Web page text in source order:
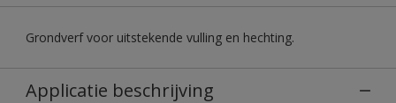
Grondverf voor uitstekende vulling en hechting.
Applicatie beschrijving